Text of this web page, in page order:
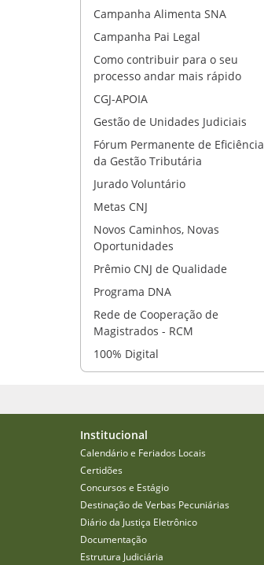
Campanha Alimenta SNA
Campanha Pai Legal
Como contribuir para o seu
processo andar mais rápido
CGJ-APOIA
Gestão de Unidades Judiciais
Fórum Permanente de Eficiência
da Gestão Tributária
Jurado Voluntário
Metas CNJ
Novos Caminhos, Novas
Oportunidades
Prêmio CNJ de Qualidade
Programa DNA
Rede de Cooperação de
Magistrados - RCM
100% Digital
Institucional
Calendário e Feriados Locais
Certidões
Concursos e Estágio
Destinação de Verbas Pecuniárias
Diário da Justiça Eletrônico
Documentação
Estrutura Judiciária